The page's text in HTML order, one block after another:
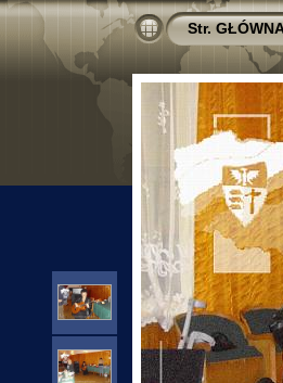
Str. GŁÓWNA